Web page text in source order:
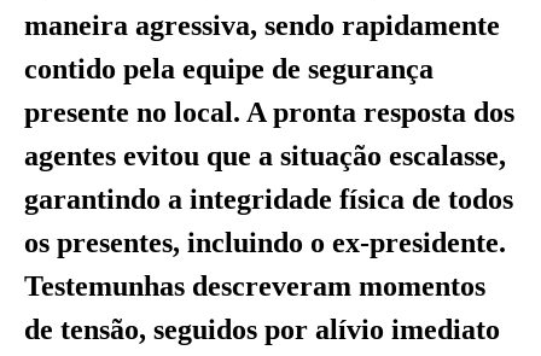
maneira agressiva, sendo rapidamente
contido pela equipe de segurança
presente no local. A pronta resposta dos
agentes evitou que a situação escalasse,
garantindo a integridade física de todos
os presentes, incluindo o ex-presidente.
Testemunhas descreveram momentos
de tensão, seguidos por alívio imediato